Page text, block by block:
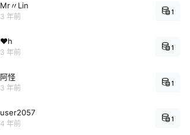
Mr〃Lin
3 年前
1
❤h
3 年前
1
阿怪
3 年前
1
user2057
4 年前
1